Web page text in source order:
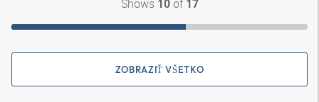
Shows 10of 17
ZOBRAZIŤ VŠETKO